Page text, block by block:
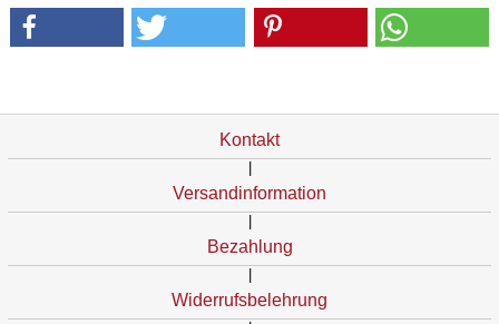
Kontakt
Versandinformation
Bezahlung
Widerrufsbelehrung